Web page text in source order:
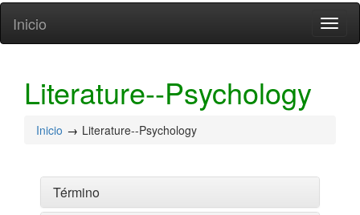
Inicio
Literature--Psychology
Inicio Literature--Psychology
Término